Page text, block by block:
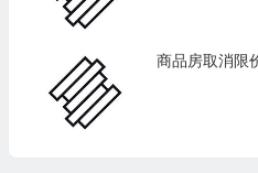
商品房取消限